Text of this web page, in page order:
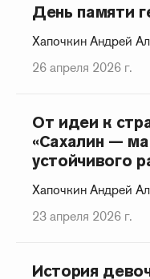
День памяти
Хапочкин Андрей
26 апреля 2026 г.
От идеи к
«Сахалин —
устойчивого
Хапочкин Андрей
23 апреля 2026 г.
История